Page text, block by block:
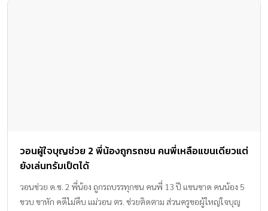
วอนผู้ใจบุญช่วย 2 พี่น้องถูกรถชน คนพี่เหลือแขนเดียวแต่
ยังเล่นทรัมเป็ตได้
วอนช่วย ด.ช. 2 พี่น้อง ถูกรถบรรทุกชน คนพี่ 13 ปี แขนขาด คนน้อง 5
ขวบ ขาหัก คดีไม่คืบ แม่วอน ตร. ช่วยติดตาม ส่วนครูขอผู้ใหญ่ใจบุญ